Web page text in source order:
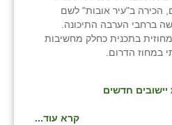
הכירה ב"עיר אובות" לשם
ברחבי הערבה התיכונה.
בתכנית כחלק מחשיבות
במחוז הדרום.
חדשים
קרא עוד...